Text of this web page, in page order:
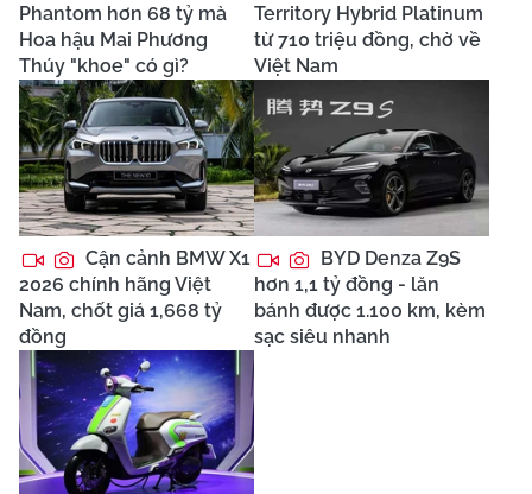
Phantom hơn 68 tỷ mà
Hoa hậu Mai Phương
Thúy "khoe" có gì?
Territory Hybrid Platinum
từ 710 triệu đồng, chờ về
Việt Nam
Cận cảnh BMW X1
2026 chính hãng Việt
Nam, chốt giá 1,668 tỷ
đồng
BYD Denza Z9S
hơn 1,1 tỷ đồng - lăn
bánh được 1.100 km, kèm
sạc siêu nhanh